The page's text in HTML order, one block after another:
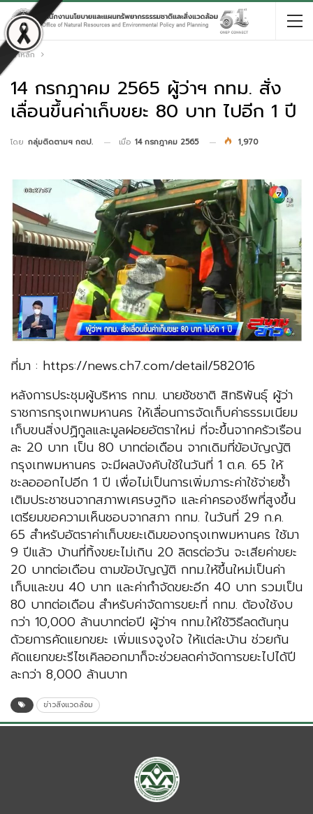
หน้าหลัก
14 กรกฎาคม 2565 ผู้ว่าฯ กทม. สั่ง
เลื่อนขึ้นค่าเก็บขยะ 80 บาท ไปอีก 1 ปี
โดย กลุ่มติดตามฯ กตป. เมื่อ 14 กรกฎาคม 2565 1,970
ที่มา : https://news.ch7.com/detail/582016
หลังการประชุมผู้บริหาร กทม. นายชัชชาติ สิทธิพันธุ์ ผู้ว่า
ราชการกรุงเทพมหานคร ให้เลื่อนการจัดเก็บค่าธรรมเนียม
เก็บขนสิ่งปฏิกูลและมูลฝอยอัตราใหม่ ที่จะขึ้นจากครัวเรือน
ละ 20 บาท เป็น 80 บาทต่อเดือน จากเดิมที่ข้อบัญญัติ
กรุงเทพมหานคร จะมีผลบังคับใช้ในวันที่ 1 ต.ค. 65 ให้
ชะลอออกไปอีก 1 ปี เพื่อไม่เป็นการเพิ่มภาระค่าใช้จ่ายซ้ำ
เติมประชาชนจากสภาพเศรษฐกิจ และค่าครองชีพที่สูงขึ้น
เตรียมขอความเห็นชอบจากสภา กทม. ในวันที่ 29 ก.ค.
65 สำหรับอัตราค่าเก็บขยะเดิมของกรุงเทพมหานคร ใช้มา
9 ปีแล้ว บ้านที่ทิ้งขยะไม่เกิน 20 ลิตรต่อวัน จะเสียค่าขยะ
20 บาทต่อเดือน ตามข้อบัญญัติ กทม.ให้ขึ้นใหม่เป็นค่า
เก็บและขน 40 บาท และค่ากำจัดขยะอีก 40 บาท รวมเป็น
80 บาทต่อเดือน สำหรับค่าจัดการขยะที่ กทม. ต้องใช้งบ
กว่า 10,000 ล้านบาทต่อปี ผู้ว่าฯ กทม.ให้ใช้วิธีลดต้นทุน
ด้วยการคัดแยกขยะ เพิ่มแรงจูงใจ ให้แต่ละบ้าน ช่วยกัน
คัดแยกขยะรีไซเคิลออกมาก็จะช่วยลดค่าจัดการขยะไปได้ปี
ละกว่า 8,000 ล้านบาท
ข่าวสิ่งแวดล้อม